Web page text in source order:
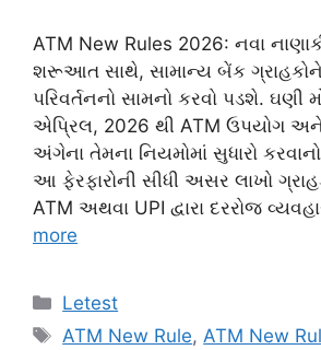
ATM New Rules 2026: નવા
શરૂઆત સાથે, સામાન્ય બેંક
પરિવર્તનનો સામનો કરવો પડશે. ઘણી
એપ્રિલ, 2026 થી ATM ઉપયોગ અને
અંગેના તેમના નિયમોમાં સુધારો
આ ફેરફારોની સીધી અસર લાખો
ATM અથવા UPI દ્વારા દરરોજ
more
Categories
Letest
Tags
ATM New Rule, ATM New